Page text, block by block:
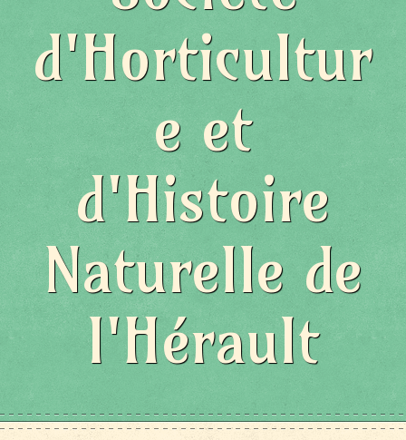
d'Horticultur
e et
d'Histoire
Naturelle de
l'Hérault